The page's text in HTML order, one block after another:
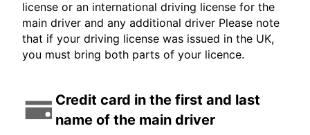
license or an international driving license for the
main driver and any additional driver Please note
that if your driving license was issued in the UK,
you must bring both parts of your licence.
Credit card in the first and last
name of the main driver